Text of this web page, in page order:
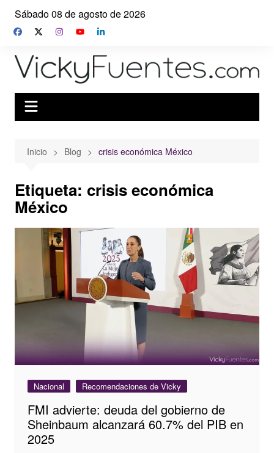
Saltar
contenido
Sábado 08 de agosto de 2026
Inicio Blog crisis económica México
Etiqueta: crisis económica
México
Nacional Recomendaciones de Vicky
FMI advierte: deuda del gobierno de
Sheinbaum alcanzará 60.7% del PIB en
2025